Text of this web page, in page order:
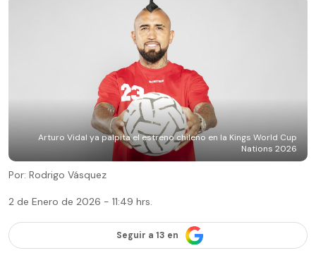
Arturo Vidal ya palpita el estreno chileno en la Kings World Cup
Nations 2026
Por: Rodrigo Vásquez
2 de Enero de 2026 - 11:49 hrs.
Seguir a 13 en